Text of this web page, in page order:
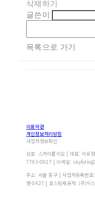
삭제하기
글쓴이
목록으로 가기
이용약관
개인정보처리방침
사업자정보확인
상호: 스카이폴리오 | 대표: 이유
7793-0927 | 이메일:
주소: 서울 중구 | 사업자등록번호:
명-0427 | 호스팅제공자: (주)식